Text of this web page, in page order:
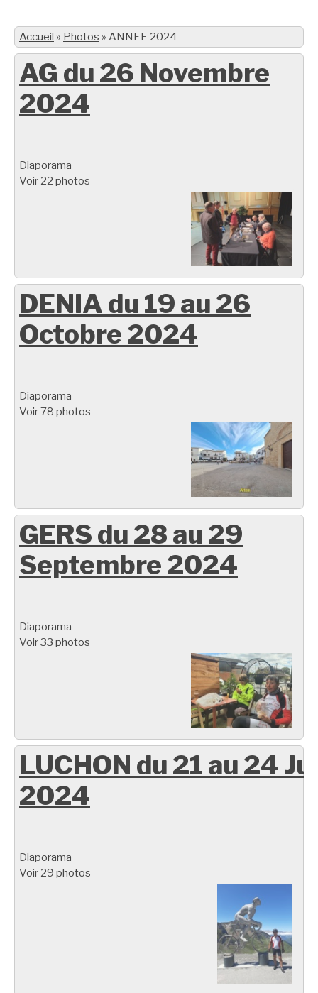
Accueil » Photos » ANNEE 2024
AG du 26 Novembre
2024
Diaporama
Voir 22 photos
DENIA du 19 au 26
Octobre 2024
Diaporama
Voir 78 photos
GERS du 28 au 29
Septembre 2024
Diaporama
Voir 33 photos
LUCHON du 21 au 24
2024
Diaporama
Voir 29 photos